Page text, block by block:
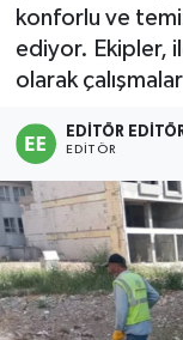
konforlu ve
ediyor. Ekipler,
olarak
EDITÖR
EDITÖR
Gündem
Magazin
Sağlık
Siyaset
Spor
Türkiye